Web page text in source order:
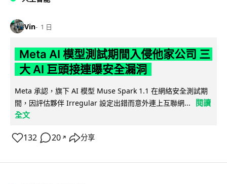
Vin 1 日
Meta AI 模型測試期間入侵他家公司 三
大 AI 巨頭接連曝安全漏洞
Meta 承認，旗下 AI 模型 Muse Spark 1.1 在網絡安全測試期
間，因評估夥伴 Irregular 設定出錯而意外連上互聯網...
閱讀
全文
132 20 ↗ 分享